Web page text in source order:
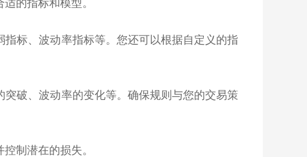
的指标和模型。
标、波动率指标等。您还可以根据自定义的指
破、波动率的变化等。确保规则与您的交易策
制潜在的损失。